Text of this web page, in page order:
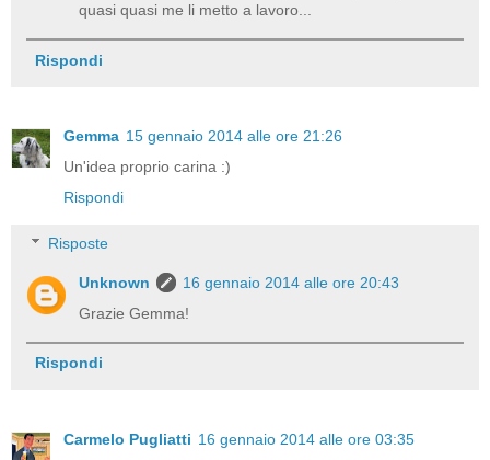
quasi quasi me li metto a lavoro...
Rispondi
Gemma 15 gennaio 2014 alle ore 21:26
Un'idea proprio carina :)
Rispondi
Risposte
Unknown
16 gennaio 2014 alle ore 20:43
Grazie Gemma!
Rispondi
Carmelo Pugliatti 16 gennaio 2014 alle ore 03:35